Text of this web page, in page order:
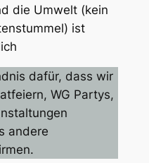
die Umwelt (kein
ist
dafür, dass wir
WG Partys,
andere